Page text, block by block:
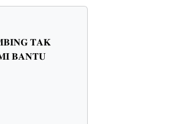
𝐓𝐀𝐊
𝐁𝐀𝐍𝐓𝐔